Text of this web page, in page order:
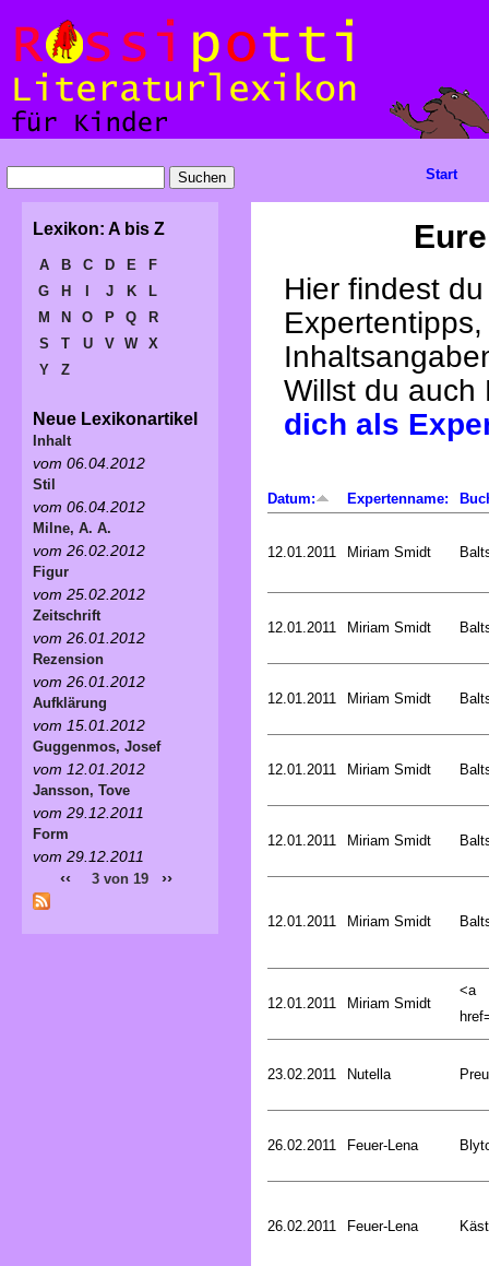
Hier findest
Willst du
dich als
Datum: Expertenname:
12.01.2011 Miriam Smidt
12.01.2011 Miriam Smidt
12.01.2011 Miriam Smidt
12.01.2011 Miriam Smidt
12.01.2011 Miriam Smidt
12.01.2011 Miriam Smidt
12.01.2011 Miriam Smidt
<a
23.02.2011 Nutella
26.02.2011 Feuer-Lena
26.02.2011 Feuer-Lena
Start
Lexikon: A bis Z
A B C D E
F
G
H J K
L
M
N O P Q
R
S
T U V W
X
Y
Z
Neue Lexikonartikel
Inhalt
vom 06.04.2012
Stil
vom 06.04.2012
Milne, A. A.
vom 26.02.2012
Figur
vom 25.02.2012
Zeitschrift
vom 26.01.2012
Rezension
vom 26.01.2012
Aufklärung
vom 15.01.2012
Guggenmos, Josef
vom 12.01.2012
Jansson, Tove
vom 29.12.2011
Form
vom 29.12.2011
‹‹ 3 von 19 ››